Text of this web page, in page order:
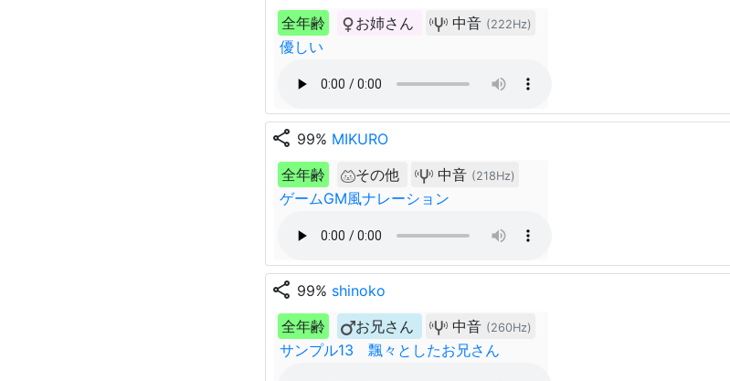
全年齢
お姉さん 中音 (222Hz)
優しい
share 99% MIKURO
全年齢
その他 中音 (218Hz)
ゲームGM風ナレーション
share 99% shinoko
全年齢
お兄さん 中音 (260Hz)
サンプル13 飄々としたお兄さん